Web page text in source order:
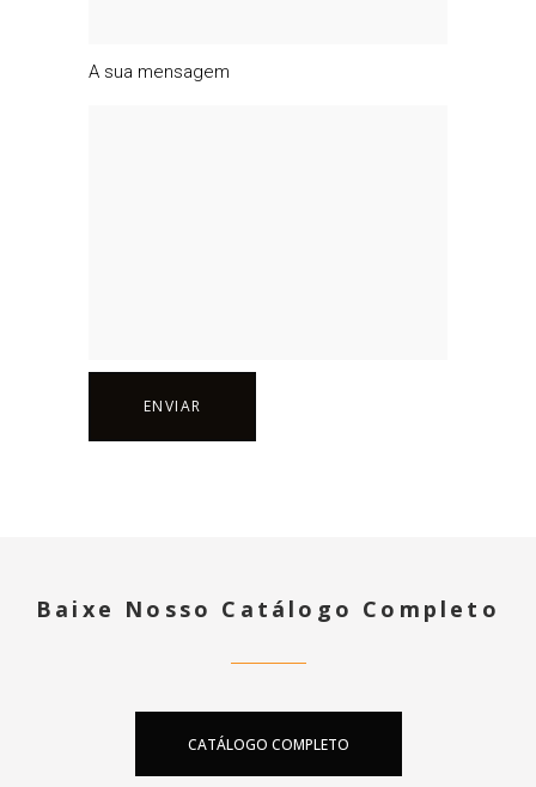
A sua mensagem
Baixe Nosso Catálogo Completo
CATÁLOGO COMPLETO